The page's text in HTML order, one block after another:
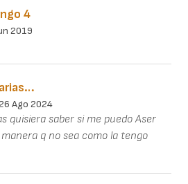
4
2019
Ago 2024
quisiera saber si me puedo Aser
q no sea como la tengo